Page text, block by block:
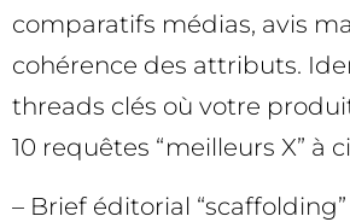
comparatifs médias, avis
cohérence des attributs.
threads clés où votre
10 requêtes “meilleurs X” à
– Brief éditorial